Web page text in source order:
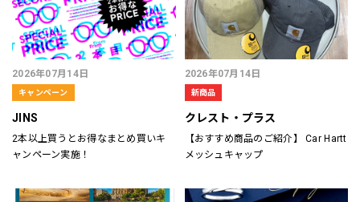
2026年07月14日
キャンペーン
JINS
2本以上買うとお得なまとめ買いキ
ャンペーン実施！
2026年07月14日
新商品
クレスト・プラス
【おすすめ商品のご紹介】 Car Hartt
メッシュキャップ